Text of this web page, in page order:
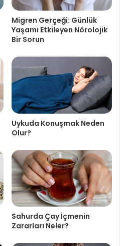
Migren Gerçeği: Günlük
Yaşamı Etkileyen Nörolojik
Bir Sorun
Uykuda Konuşmak Neden
Olur?
Sahurda Çay İçmenin
Zararları Neler?